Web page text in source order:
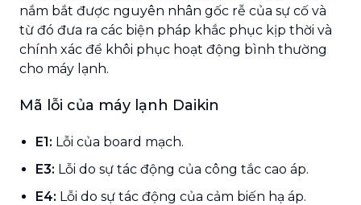
nắm bắt được nguyên nhân gốc rễ của sự cố và
từ đó đưa ra các biện pháp khắc phục kịp thời và
chính xác để khôi phục hoạt động bình thường
cho máy lạnh.
Mã lỗi của máy lạnh Daikin
E1: Lỗi của board mạch.
E3: Lỗi do sự tác động của công tắc cao áp.
E4: Lỗi do sự tác động của cảm biến hạ áp.